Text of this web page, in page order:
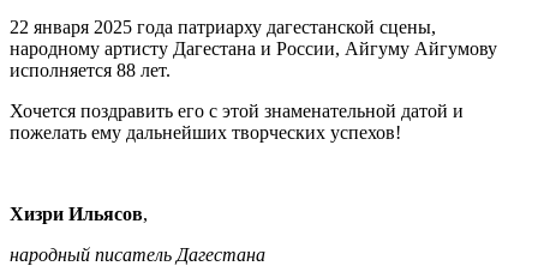
22 января 2025 года патриарху дагестанской сцены,
народному артисту Дагестана и России, Айгуму Айгумову
исполняется 88 лет.
Хочется поздравить его с этой знаменательной датой и
пожелать ему дальнейших творческих успехов!
Хизри Ильясов,
народный писатель Дагестана